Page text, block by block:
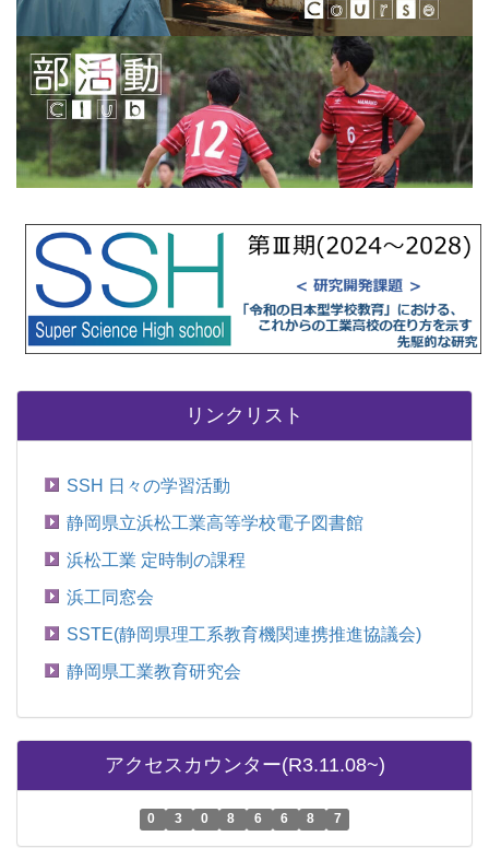
リンクリスト
SSH 日々の学習活動
静岡県立浜松工業高等学校電子図書館
浜松工業 定時制の課程
浜工同窓会
SSTE(静岡県理工系教育機関連携推進協議会)
静岡県工業教育研究会
アクセスカウンター(R3.11.08~)
0 3 0 8 6 6 8 7